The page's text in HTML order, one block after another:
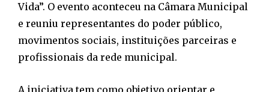
Vida”. O evento aconteceu na Câmara Municipal
e reuniu representantes do poder público,
movimentos sociais, instituições parceiras e
profissionais da rede municipal.